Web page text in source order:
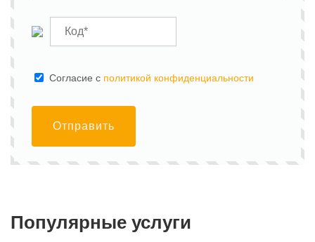
Cогласие с политикой конфиденциальности
Отправить
Популярные услуги